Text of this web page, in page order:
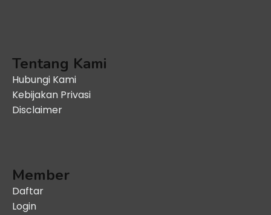
Tentang Kami
Hubungi Kami
Kebijakan Privasi
Disclaimer
Member
Daftar
Login